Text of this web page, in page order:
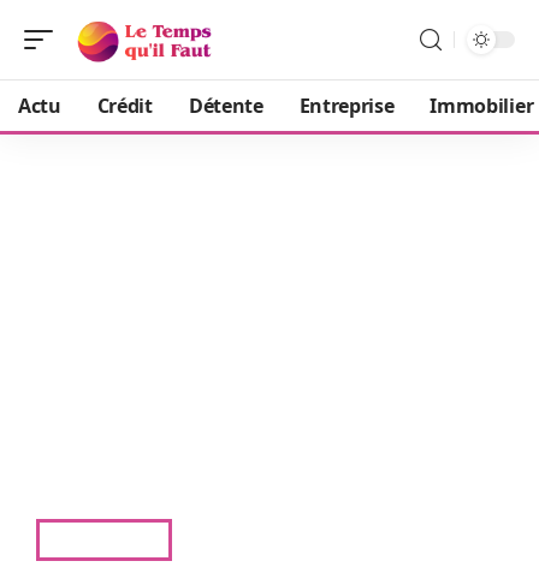
Actu Crédit Détente Entreprise Immobilier